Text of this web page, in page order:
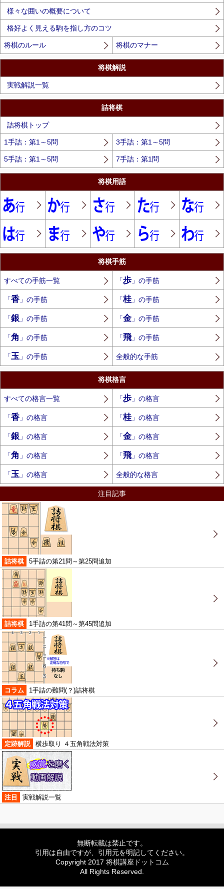
様々な囲いの概要について
格好よく見える駒を指し方のコツ
将棋のルール 将棋のマナー
将棋解説
実戦解説一覧
詰将棋
詰将棋トップ
1手詰：第1～5問 3手詰：第1～5問
5手詰：第1～5問 7手詰：第1問
将棋用語
将棋手筋
すべての手筋一覧 「歩」の手筋
「香」の手筋 「桂」の手筋
「銀 」の手筋 「金」の手筋
「角 」の手筋 「飛」の手筋
「玉 」の手筋 全般的な手筋
将棋格言
すべての格言一覧 「歩」の格言
「香」の格言 「桂」の格言
「銀 」の格言 「金」の格言
「角 」の格言 「飛」の格言
「玉 」の格言 全般的な格言
注目記事
詰将棋 5手詰の第21問～第25問追加
詰将棋 1手詰の第41問～第45問追加
コラム 1手詰の難問(？)詰将棋
定跡解説 横歩取り ４五角戦法対策
注目 実戦解説一覧
無断転載は禁止です。
引用は自由ですが、引用元を明記してください。
Copyright 2017 将棋講座ドットコム
All Rights Reserved.